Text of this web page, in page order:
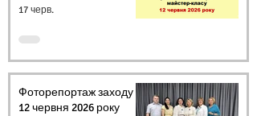
17 черв.
Фоторепортаж заходу
12 червня 2026 року